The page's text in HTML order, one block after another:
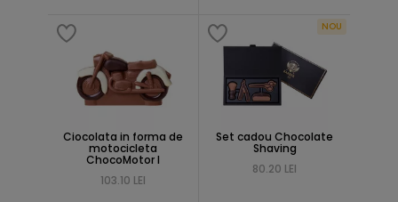
Ciocolata in forma de
motocicleta
ChocoMotor I
103.10 LEI
NOU
Set cadou Chocolate
Shaving
80.20 LEI